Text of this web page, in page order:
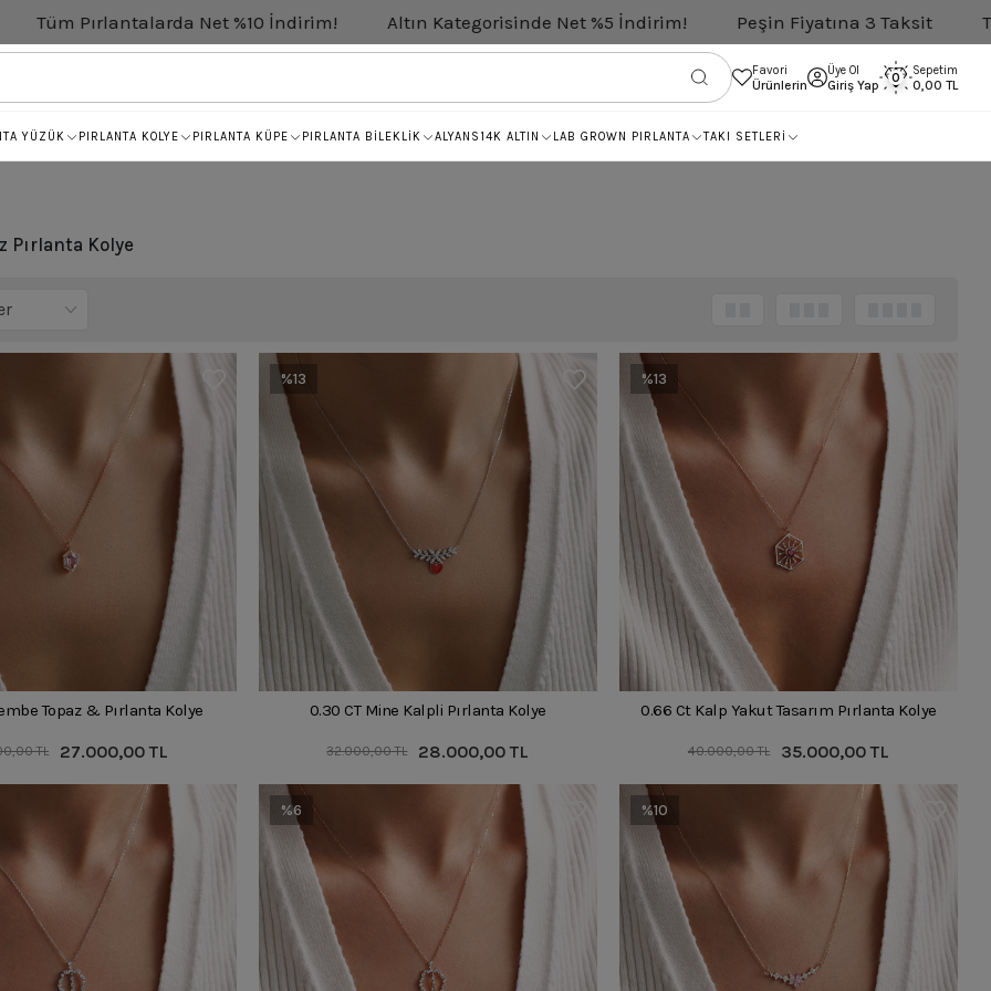
%10 İndirim! Altın Kategorisinde Net %5 İndirim! Peşin Fiyatına 3 Taksit Tüm Pırlantalarda Net
Favori
Ürünlerin
Üye Ol
Giriş Yap 0
Sepetim
0,00 TL
YÜZÜK PIRLANTA KOLYE PIRLANTA KÜPE PIRLANTA BİLEKLİK ALYANS 14K ALTIN LAB GROWN PIRLANTA TAKI SETLERİ
Pırlanta Kolye
Topaz & Pırlanta Kolye
TL 27.000,00 TL
%13
0.30 CT Mine Kalpli Pırlanta Kolye
32.000,00 TL 28.000,00 TL
%13
0.66 Ct Kalp Yakut Tasarım Pırlanta Kolye
40.000,00 TL 35.000,00 TL
%6 %10